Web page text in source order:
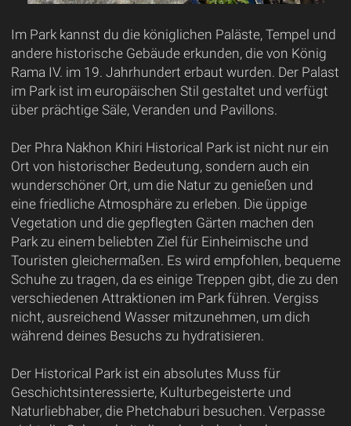
Im Park kannst du die königlichen Paläste, Tempel und
andere historische Gebäude erkunden, die von König
Rama IV. im 19. Jahrhundert erbaut wurden. Der Palast
im Park ist im europäischen Stil gestaltet und verfügt
über prächtige Säle, Veranden und Pavillons.
Der Phra Nakhon Khiri Historical Park ist nicht nur ein
Ort von historischer Bedeutung, sondern auch ein
wunderschöner Ort, um die Natur zu genießen und
eine friedliche Atmosphäre zu erleben. Die üppige
Vegetation und die gepflegten Gärten machen den
Park zu einem beliebten Ziel für Einheimische und
Touristen gleichermaßen. Es wird empfohlen, bequeme
Schuhe zu tragen, da es einige Treppen gibt, die zu den
verschiedenen Attraktionen im Park führen. Vergiss
nicht, ausreichend Wasser mitzunehmen, um dich
während deines Besuchs zu hydratisieren.
Der Historical Park ist ein absolutes Muss für
Geschichtsinteressierte, Kulturbegeisterte und
Naturliebhaber, die Phetchaburi besuchen. Verpasse